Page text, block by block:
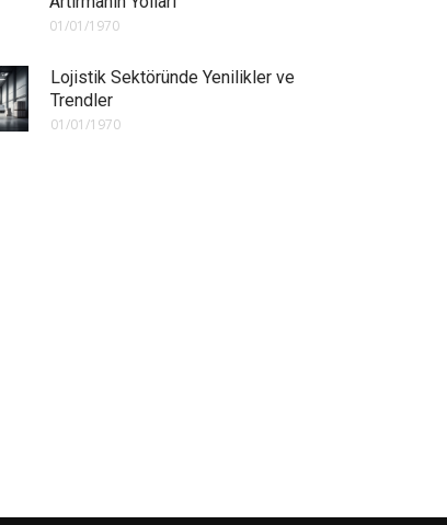
01/01/1970
Lojistik Sektöründe Yenilikler ve
Trendler
01/01/1970